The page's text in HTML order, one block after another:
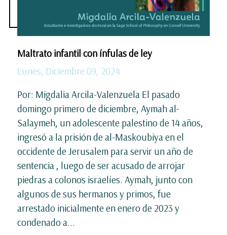
Maltrato infantil con ínfulas de ley
Lunes, Diciembre 09, 2024
Por: Migdalia Arcila-Valenzuela El pasado
domingo primero de diciembre, Aymah al-
Salaymeh, un adolescente palestino de 14 años,
ingresó a la prisión de al-Maskoubiya en el
occidente de Jerusalem para servir un año de
sentencia , luego de ser acusado de arrojar
piedras a colonos israelíes. Aymah, junto con
algunos de sus hermanos y primos, fue
arrestado inicialmente en enero de 2023 y
condenado a...